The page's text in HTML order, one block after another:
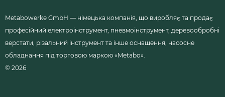
Metabowerke GmbH — німецька компанія, що виробляє та продає
професійний електроінструмент, пневмоінструмент, деревообробні
верстати, різальний інструмент та інше оснащення, насосне
обладнання під торговою маркою «Metabo».
© 2026